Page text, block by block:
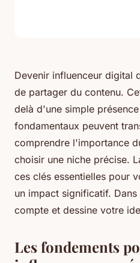
Devenir influenceur digital
de partager du contenu.
delà d'une simple
fondamentaux peuvent
comprendre l'importance
choisir une niche précise.
ces clés essentielles pour
un impact significatif.
compte et dessine votre
Les fondements